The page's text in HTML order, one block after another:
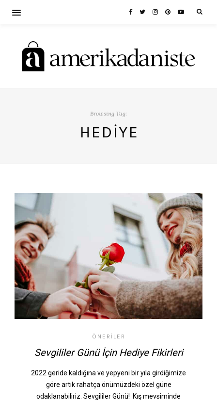
Browsing Tag:
HEDIYE
ÖNERILER
Sevgililer Günü İçin Hediye Fikirleri
2022 geride kaldığına ve yepyeni bir yıla girdiğimize
göre artık rahatça önümüzdeki özel güne
odaklanabiliriz: Sevgililer Günü! Kış mevsiminde